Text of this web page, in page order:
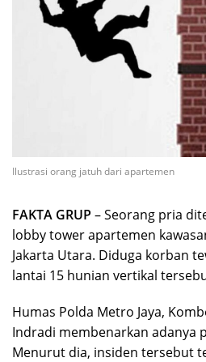
Ilustrasi orang jatuh dari apartemen
FAKTA GRUP – Seorang pria
lobby tower apartemen
Jakarta Utara. Diduga korban
lantai 15 hunian vertikal
Humas Polda Metro Jaya,
Indradi membenarkan adanya
Menurut dia, insiden tersebut